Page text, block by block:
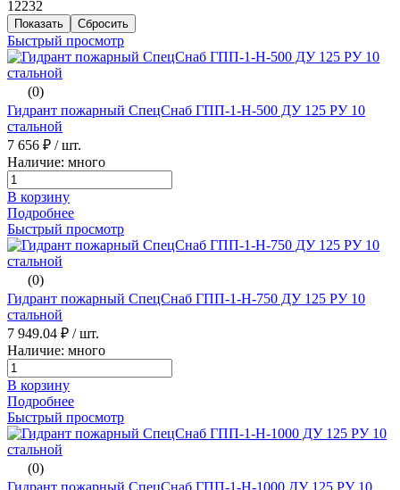
12232
Быстрый просмотр
(0)
Гидрант пожарный СпецСнаб ГПП-1-H-500 ДУ 125 РУ 10
стальной
7 656 ₽ / шт.
Наличие: много
В корзину
Подробнее
Быстрый просмотр
(0)
Гидрант пожарный СпецСнаб ГПП-1-H-750 ДУ 125 РУ 10
стальной
7 949.04 ₽ / шт.
Наличие: много
В корзину
Подробнее
Быстрый просмотр
(0)
Гидрант пожарный СпецСнаб ГПП-1-H-1000 ДУ 125 РУ 10